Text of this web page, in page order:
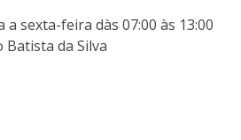
sexta-feira dàs 07:00 às 13:00
Batista da Silva